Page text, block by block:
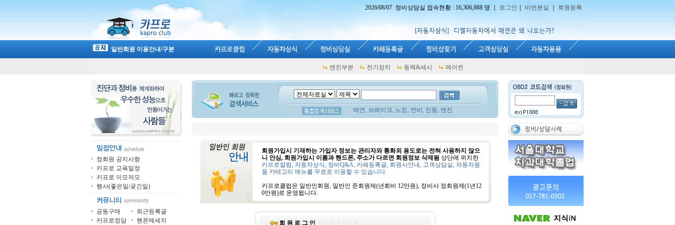
2026/08/07 정비상담실 접속현황 : 16,306,888 명 ｜ 로그인 비번분실 회원등록
일반회원 이용안내/구분
엔진부분 전기장치 동력&세시 에어컨
매연, 브레이크, 노킹, 연비, 진동, 엔진
정회원 공지사항
카프로 교육일정
카프로 이모저모
행사(좋은일/궂긴일)
공동구매
최근등록글
카프로정담
핸폰메세지
회원가입시 기재하는 가입자 정보는 관리자와 통화외 용도로는 전혀 사용하지 않으
니 안심, 회원가입시 이름과 핸드폰, 주소가 다르면 회원정보 삭제됨 상단에 위치한
카프로칼럼, 자동차상식, 정비Q&A, 카페등록글, 회원사안내, 고객상담실, 자동차용
품 카테고리 메뉴를 무료로 이용할 수 있습니다.
카프로클럽은 일반인회원, 일반인 준회원제(년회비 12만원), 정비사 정회원제(1년12
0만원)로 운영됩니다.
회 원 로 그 인ㆍㆍㆍㆍㆍㆍㆍ